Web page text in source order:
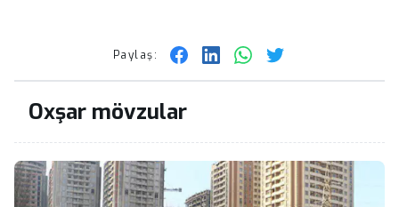
Paylaş:
Oxşar mövzular